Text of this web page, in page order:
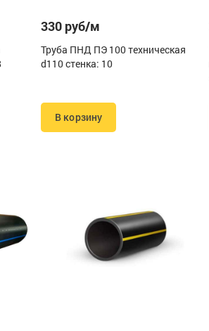
330 руб/м
Труба ПНД ПЭ 100 техническая
d110 стенка: 10
В корзину